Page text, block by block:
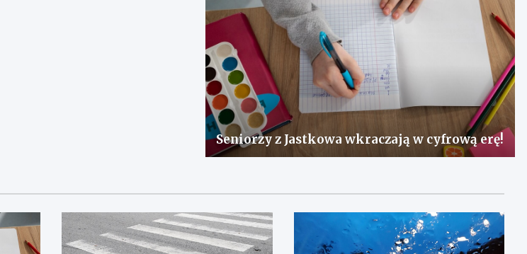
Seniorzy z Jastkowa wkraczają w cyfrową erę!